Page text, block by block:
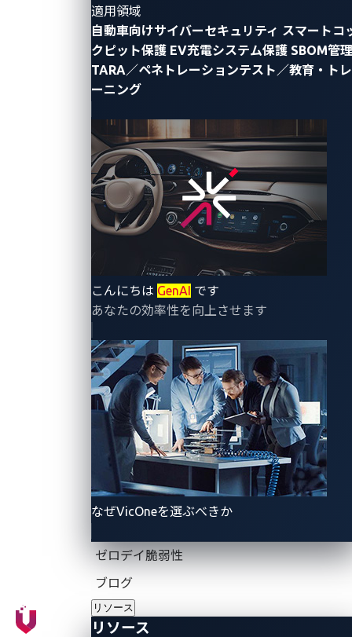
適用領域
自動車向けサイバーセキュリティ スマートコ
クピット保護 EV充電システム保護 SBOM管理
TARA／ペネトレーションテスト／教育・トレ
ーニング
こんにちは GenAI です
あなたの効率性を向上させます
なぜVicOneを選ぶべきか
ゼロデイ脆弱性
ブログ
リソース
リソース
評価対象の5つのレイヤー
本記事では、車両システム全体を以下の5つのレイヤ
ーに分類して整理します。レイヤーごとに評価の目的
や方法が異なるため、この分類を理解することが効果
的なテスト計画の第一歩となります。
ECU単体・ハードウェア
車内ネットワーク
外部インタフェース
オフボードAPI
車両全体
ECU単体（ハードウェアを含む）
個別ECUの信頼基盤を検証します。具体的な評価対象
は、ブートチェーン、鍵・証明書、デバッグロック、
メモリ保護、署名検証、更新機構などです。
例：パワートレインECU、ボディコントロールECU、
ゲートウェイECU、ADAS ECU、インフォテインメン
車内ネットワーク
（CAN/LIN/FlexRay/Ethernet、診
ネットワークプロトコルや仕様の脆弱性や不備、アク
セス制御の不備等を確認します。